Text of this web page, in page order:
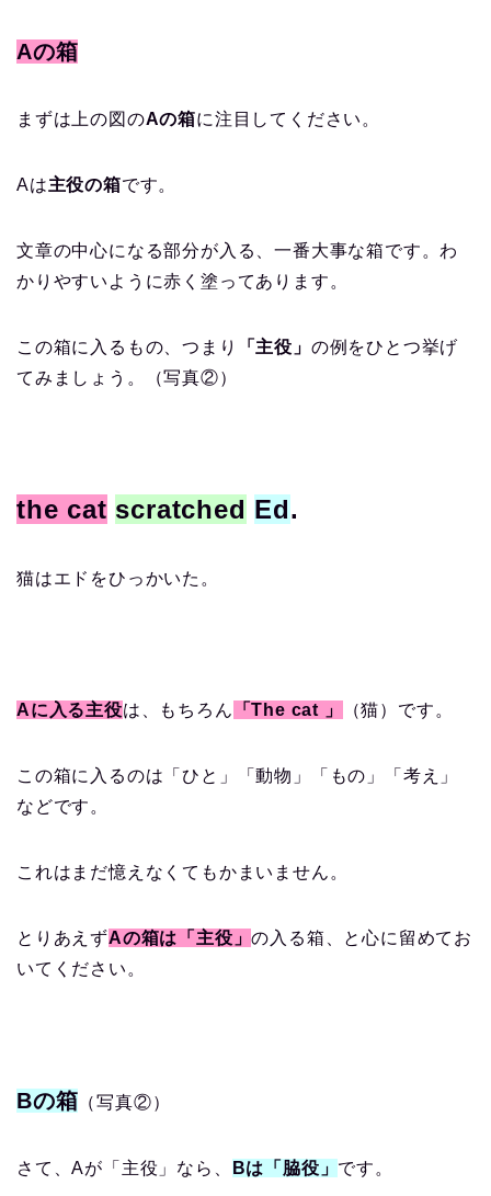
Aの箱
まずは上の図のAの箱に注目してください。
Aは主役の箱です。
文章の中心になる部分が入る、一番大事な箱です。わ
かりやすいように赤く塗ってあります。
この箱に入るもの、つまり 「主役」 の例をひとつ挙げ
てみましょう。（写真②）
the cat scratched Ed.
猫はエドをひっかいた。
Aに入る主役は、もちろん 「The cat 」 （猫）です。
この箱に入るのは「ひと」「動物」「もの」「考え」
などです。
これはまだ憶えなくてもかまいません。
とりあえずAの箱は「主役」の入る箱、と心に留めてお
いてください。
Bの箱 （写真②）
さて、Aが「主役」なら、 Bは「脇役」 です。